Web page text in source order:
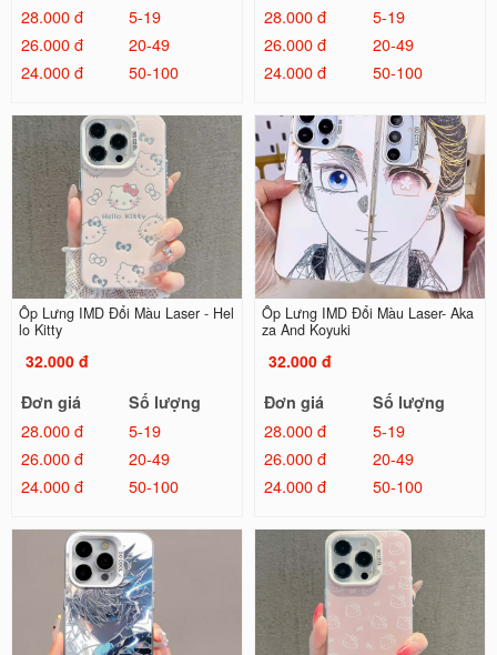
28.000 đ
5-19
26.000 đ
20-49
24.000 đ
50-100
28.000 đ
5-19
26.000 đ
20-49
24.000 đ
50-100
Ốp Lưng IMD Đổi Màu Laser - Hel
lo Kitty
32.000 đ
Đơn giá
Số lượng
28.000 đ
5-19
26.000 đ
20-49
24.000 đ
50-100
Ốp Lưng IMD Đổi Màu Laser- Aka
za And Koyuki
32.000 đ
Đơn giá
Số lượng
28.000 đ
5-19
26.000 đ
20-49
24.000 đ
50-100